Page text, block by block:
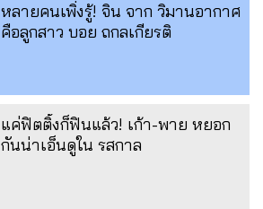
หลายคนเพิ่งรู้! จิน จาก วิมานอากาศ
คือลูกสาว บอย ถกลเกียรติ
แค่ฟิตติ้งก็ฟินแล้ว! เก้า-พาย หยอก
กันน่าเอ็นดูใน รสกาล